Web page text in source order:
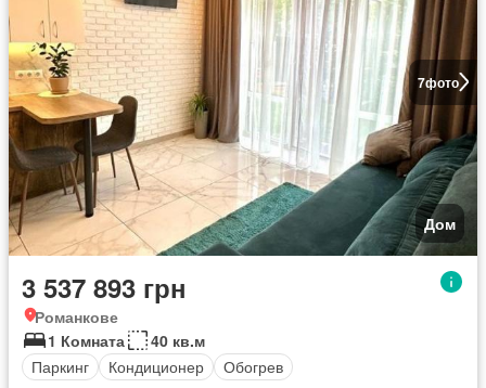
7фото
Дом
3 537 893 грн
Романкове
1 Комната
40 кв.м
Паркинг
Кондиционер Обогрев